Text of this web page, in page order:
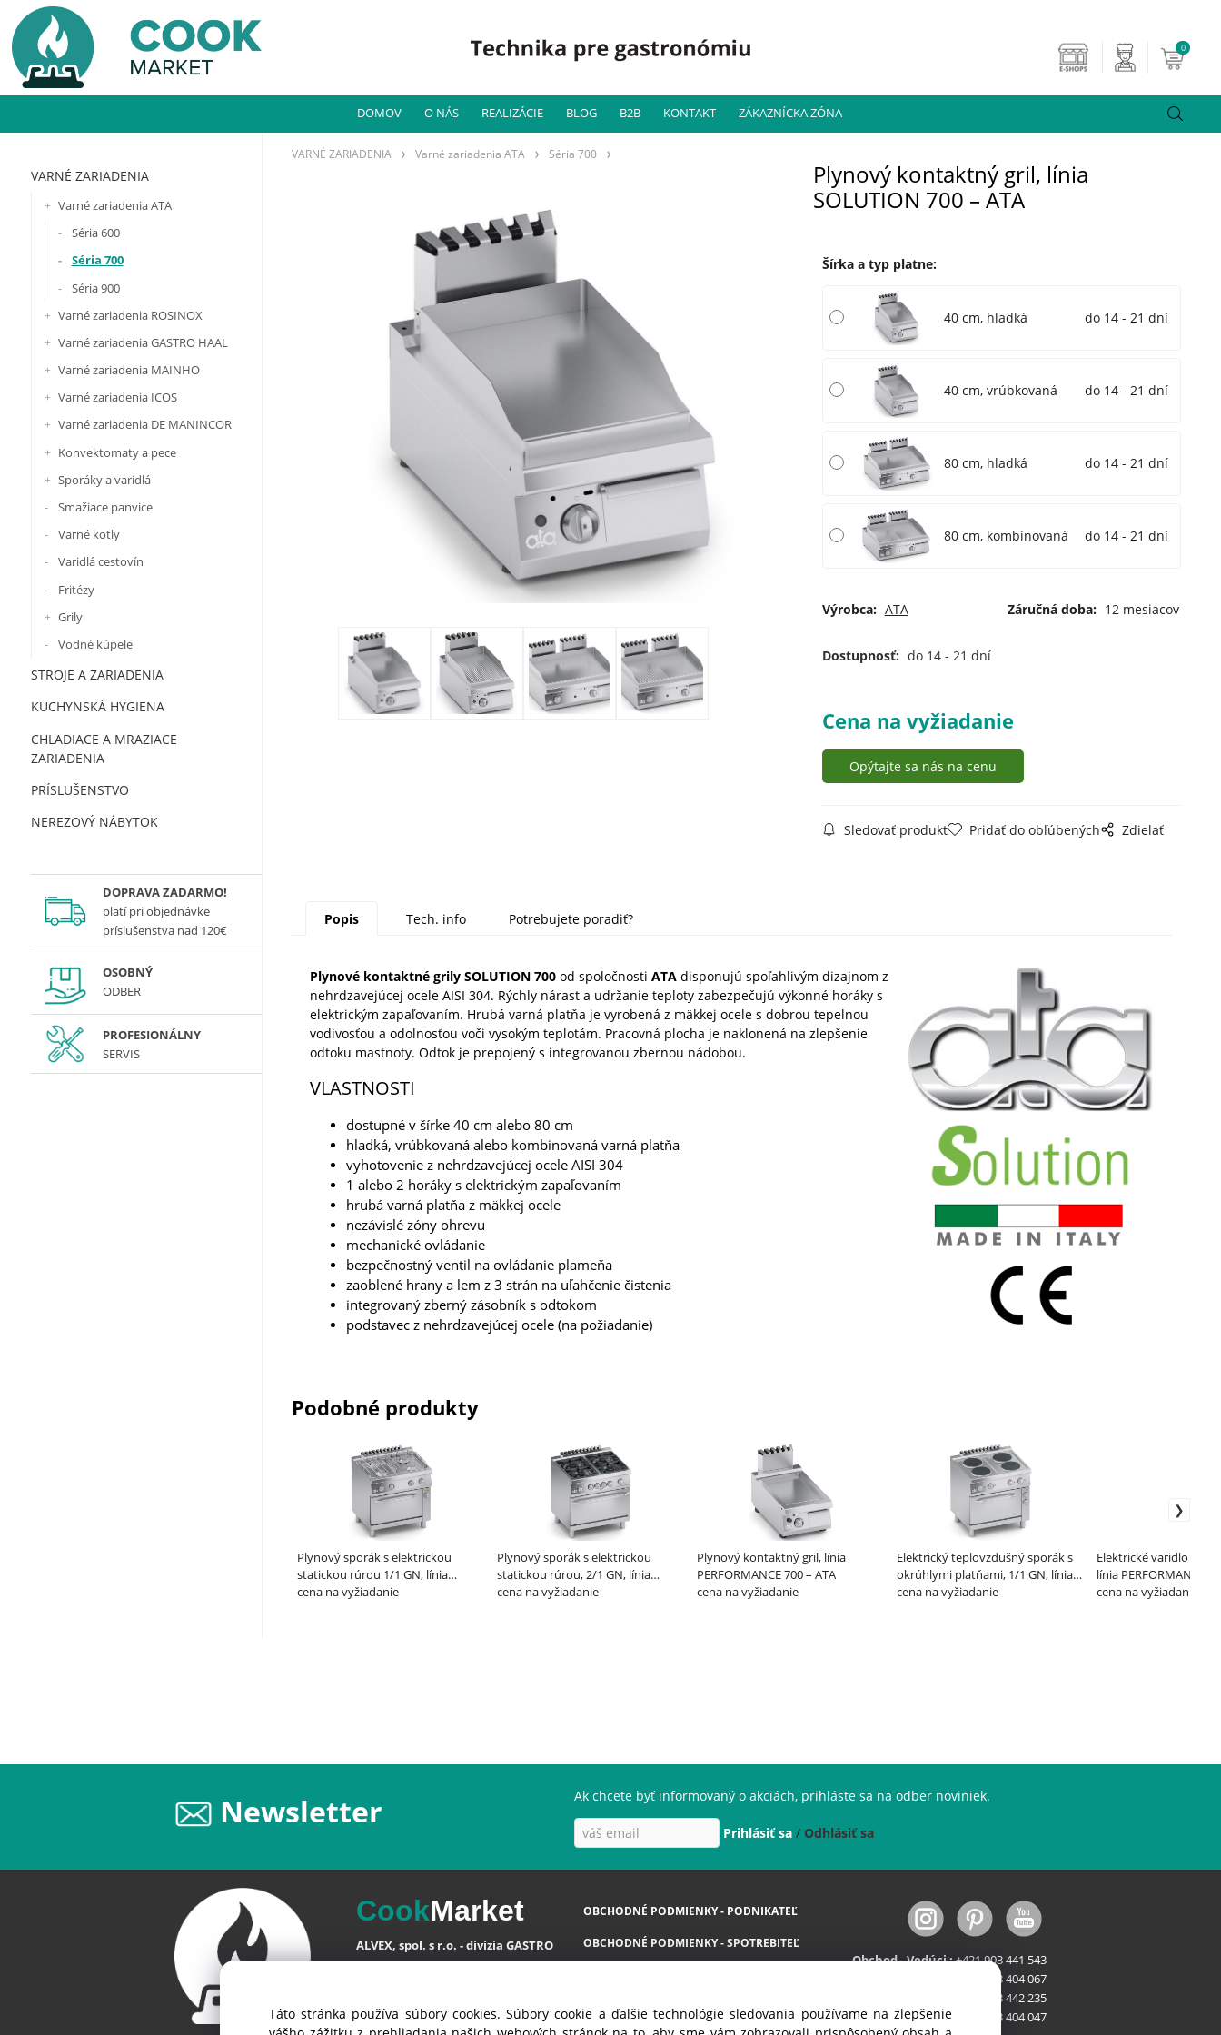
DOMOV O NÁS REALIZÁCIE BLOG B2B KONTAKT ZÁKAZNÍCKA ZÓNA
0
VARNÉ ZARIADENIA
Varné zariadenia ATA
Séria 600
Séria 700
Séria 900
Varné zariadenia ROSINOX
Varné zariadenia GASTRO HAAL
Varné zariadenia MAINHO
Varné zariadenia ICOS
Varné zariadenia DE MANINCOR
Konvektomaty a pece
Sporáky a varidlá
Smažiace panvice
Varné kotly
Varidlá cestovín
Fritézy
Grily
Vodné kúpele
STROJE A ZARIADENIA
KUCHYNSKÁ HYGIENA
CHLADIACE A MRAZIACE
ZARIADENIA
PRÍSLUŠENSTVO
NEREZOVÝ NÁBYTOK
DOPRAVA ZADARMO!
platípri objednávke
príslušenstva nad 120€
OSOBNÝ
ODBER
PROFESIONÁLNY
SERVIS
VARNÉ ZARIADENIA Varné zariadenia ATA Séria 700
Plynový kontaktný gril, línia
SOLUTION 700 – ATA
Šírka a typ platne:
40 cm, hladká do 14 - 21 dní
40 cm, vrúbkovaná do 14 - 21 dní
80 cm, hladká do 14 - 21 dní
80 cm, kombinovaná do 14 - 21 dní
Výrobca: ATA Záručná doba: 12 mesiacov
Dostupnosť: do 14 - 21 dní
Cena na vyžiadanie
Opýtajte sa nás na cenu
Sledovať produkt Pridať do obľúbených Zdielať
Popis Tech. info Potrebujete poradiť?
Plynové kontaktné grily SOLUTION 700od spoločnosti ATA disponujú spoľahlivým dizajnom z
nehrdzavejúcej ocele AISI 304. Rýchly nárast a udržanie teploty zabezpečujú výkonné horáky s
elektrickým zapaľovaním. Hrubá varná platňa je vyrobená z mäkkej ocele s dobrou tepelnou
vodivosťou a odolnosťou voči vysokým teplotám. Pracovná plocha je naklonená na zlepšenie
odtoku mastnoty. Odtok je prepojený s integrovanou zbernou nádobou.
VLASTNOSTI
dostupné v šírke 40 cm alebo 80 cm
hladká, vrúbkovaná alebo kombinovaná varná platňa
vyhotovenie z nehrdzavejúcej ocele AISI 304
1 alebo 2 horáky s elektrickým zapaľovaním
hrubá varná platňa z mäkkej ocele
nezávislé zóny ohrevu
mechanické ovládanie
bezpečnostný ventil na ovládanie plameňa
zaoblené hrany a lem z 3 strán na uľahčenie čistenia
integrovaný zberný zásobník s odtokom
podstavec z nehrdzavejúcej ocele (na požiadanie)
Podobné produkty
Plynový sporák s elektrickou
statickou rúrou 1/1 GN, línia
SOLUTION 700 - ATA
cena na vyžiadanie
Plynový sporák s elektrickou
statickou rúrou, 2/1 GN, línia
PERFORMANCE 700 - ATA
cena na vyžiadanie
Plynový kontaktný gril, línia
PERFORMANCE 700 – ATA
cena na vyžiadanie
Elektrický teplovzdušný sporák s
okrúhlymi platňami, 1/1 GN, línia
700 - ATA
cena na vyžiadanie
Elektrické varidlo na
línia PERFORMANCE
cena na vyžiadanie
Newsletter Ak chcete byť informovaný o akciách, prihláste sa na odber noviniek.
Prihlásiť sa / Odhlásiť sa
CookMarket
ALVEX, spol. s r.o. - divízia GASTRO
Slovenská Republika
OBCHODNÉ PODMIENKY - PODNIKATEĽ
OBCHODNÉ PODMIENKY - SPOTREBITEĽ
COOKIES
Obchod - Vedúci :+421 903 441 543
+421 903 404 067
+421 903 442 235
Servis: +421 903 404 047
Táto stránka používa súbory cookies. Súbory cookie a ďalšie technológie sledovania používame na zlepšenie